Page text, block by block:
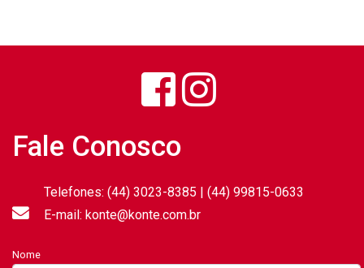
Fale Conosco
Telefones: (44) 3023-8385 | (44) 99815-0633
E-mail: konte@konte.com.br
Nome